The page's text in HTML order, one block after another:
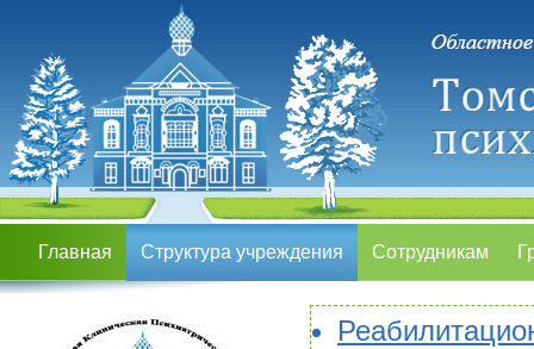
Главная Структура учреждения Сотрудникам